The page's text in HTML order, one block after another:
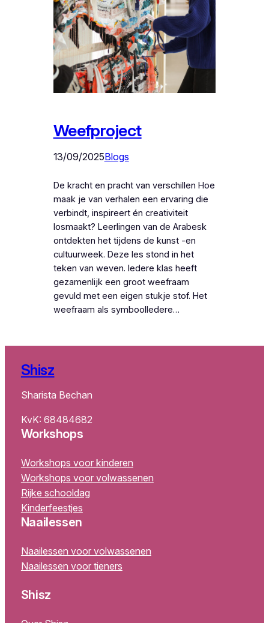
Weefproject
13/09/2025Blogs
De kracht en pracht van verschillen Hoe
maak je van verhalen een ervaring die
verbindt, inspireert én creativiteit
losmaakt? Leerlingen van de Arabesk
ontdekten het tijdens de kunst -en
cultuurweek. Deze les stond in het
teken van weven. Iedere klas heeft
gezamenlijk een groot weefraam
gevuld met een eigen stukje stof. Het
weefraam als symboolIedere…
Shisz
Sharista Bechan
KvK: 68484682
Workshops
Workshops voor kinderen
Workshops voor volwassenen
Rijke schooldag
Kinderfeestjes
Naailessen
Naailessen voor volwassenen
Naailessen voor tieners
Shisz